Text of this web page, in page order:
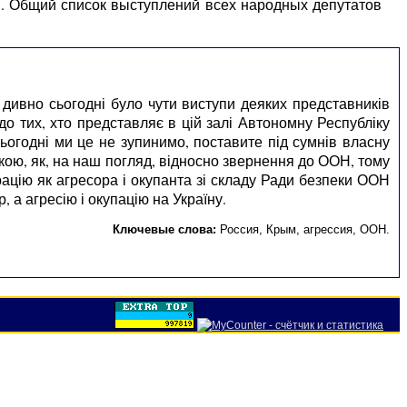
сьогодні було чути виступи деяких представників
тих, хто представляє в цій залі Автономну Республіку
ми це не зупинимо, поставите під сумнів власну
як, на наш погляд, відносно звернення до ООН, тому
як агресора і окупанта зі складу Ради безпеки ООН
агресію і окупацію на Україну.
Ключевые слова: Россия, Крым, агрессия, ООН.